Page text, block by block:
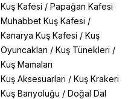
Kuş Kafesi / Papağan Kafesi
Muhabbet Kuş Kafesi /
Kanarya Kuş Kafesi / Kuş
Oyuncakları / Kuş Tünekleri /
Kuş Mamaları
Kuş Aksesuarları / Kuş Krakeri
Kuş Banyoluğu / Doğal Dal